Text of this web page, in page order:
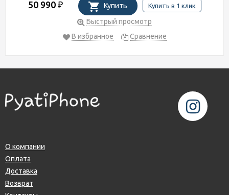
50 990 ₽ Купить Купить в 1 клик
Быстрый просмотр
В избранное
Сравнение
О компании
Оплата
Доставка
Возврат